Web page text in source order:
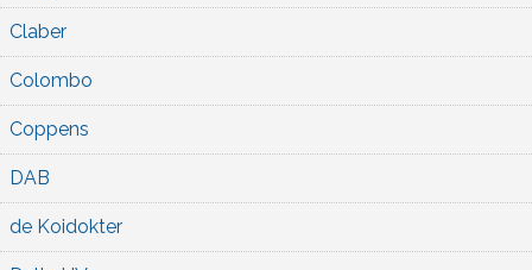
Claber
Colombo
Coppens
DAB
de Koidokter